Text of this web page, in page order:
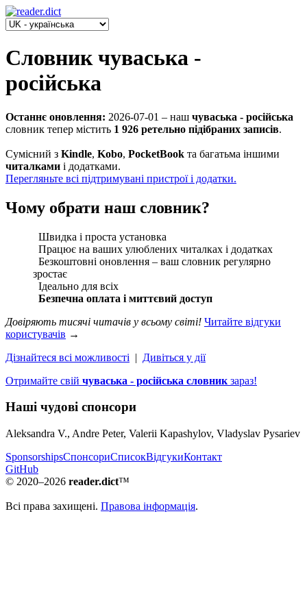
Словник чуваська -
російська
Останнє оновлення: 2026-07-01 ‒ наш чуваська - російська
словник тепер містить 1 926 ретельно підібраних записів.
Сумісний з Kindle, Kobo, PocketBook та багатьма іншими
читалками і додатками.
Перегляньте всі підтримувані пристрої і додатки.
Чому обрати наш словник?
Швидка і проста установка
Працює на ваших улюблених читалках і додатках
Безкоштовні оновлення ‒ ваш словник регулярно
зростає
Ідеально для всіх
Безпечна оплата і миттєвий доступ
Довіряють тисячі читачів у всьому світі! Читайте відгуки
користувачів →
Дізнайтеся всі можливості | Дивіться у дії
Отримайте свій чуваська - російська словник зараз!
Наші чудові спонсори
Aleksandra V., Andre Peter, Valerii Kapashylov, Vladyslav Pysariev
SponsorshipsСпонсориСписокВідгукиКонтакт
GitHub
© 2020–2026 reader.dict™
Всі права захищені. Правова інформація.